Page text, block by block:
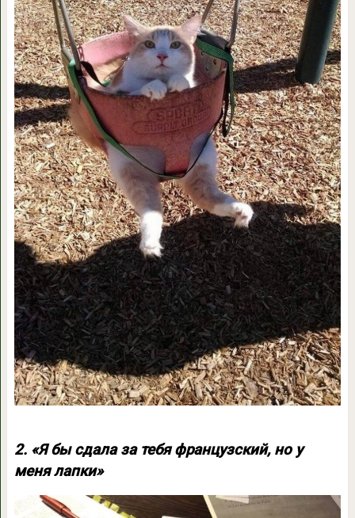
2. «Я бы сдала за тебя французский, но у
меня лапки»